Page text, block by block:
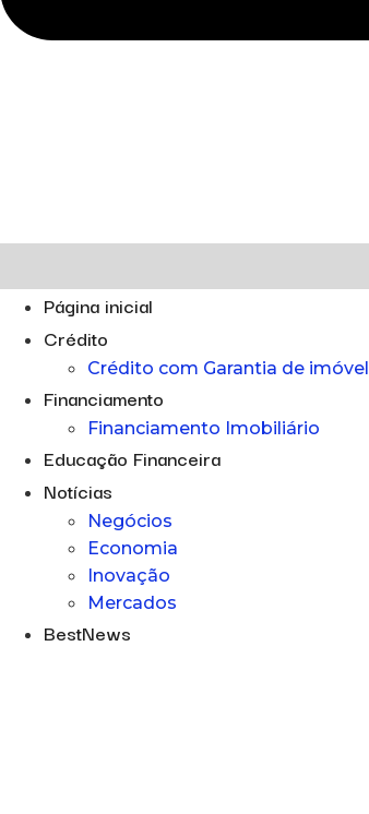
Página inicial
Crédito
Crédito com Garantia de imóvel
Financiamento
Financiamento Imobiliário
Educação Financeira
Notícias
Negócios
Economia
Inovação
Mercados
BestNews